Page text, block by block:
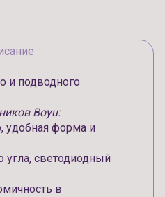
и подводного
Boyu:
удобная форма и
угла, светодиодный
в